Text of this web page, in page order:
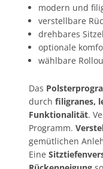
modern und
verstellbare
drehbares
optionale
wählbare
Das
durch filigranes,
Funktionalität.
Programm.
gemütlichen
Eine